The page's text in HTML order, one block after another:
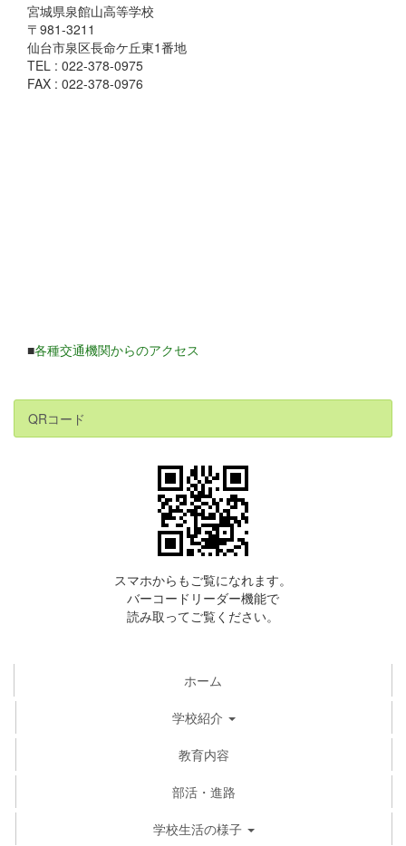
宮城県泉館山高等学校
〒981-3211
仙台市泉区長命ケ丘東1番地
TEL : 022-378-0975
FAX : 022-378-0976
■各種交通機関からのアクセス
QRコード
スマホからもご覧になれます。
バーコードリーダー機能で
読み取ってご覧ください。
ホーム
学校紹介
教育内容
部活・進路
学校生活の様子